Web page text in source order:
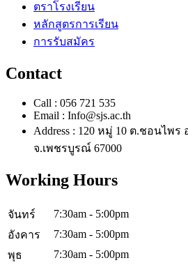
ตราโรงเรียน
หลักสูตรการเรียน
การรับสมัคร
Contact
Call : 056 721 535
Email : Info@sjs.ac.th
Address : 120 หมู่ 10 ต.ชอนไพ
จ.เพชรบูรณ์ 67000
Working Hours
จันทร์
7:30am - 5:00pm
อังคาร
7:30am - 5:00pm
พุธ
7:30am - 5:00pm